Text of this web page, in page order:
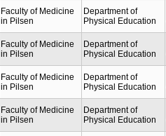
Faculty of Medicine
in Pilsen
Department of
Physical Education
Faculty of Medicine
in Pilsen
Department of
Physical Education
Faculty of Medicine
in Pilsen
Department of
Physical Education
Faculty of Medicine
in Pilsen
Department of
Physical Education